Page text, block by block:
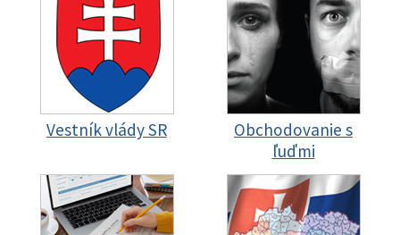
Vestník vlády SR
Obchodovanie s
ľuďmi